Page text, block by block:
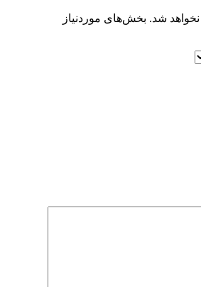
شد. بخش‌های موردنیاز